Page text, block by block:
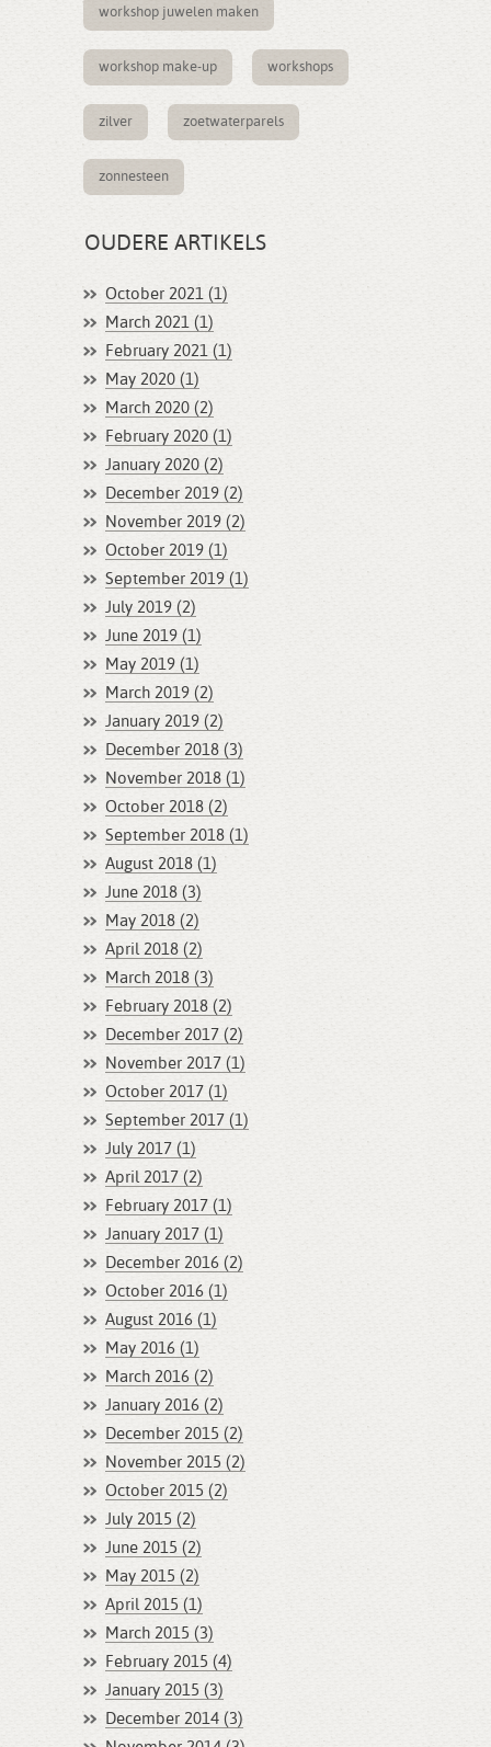
workshop juwelen maken
workshop make-up workshops
zilver zoetwaterparels
zonnesteen
OUDERE ARTIKELS
October 2021 (1)
March 2021 (1)
February 2021 (1)
May 2020 (1)
March 2020 (2)
February 2020 (1)
January 2020 (2)
December 2019 (2)
November 2019 (2)
October 2019 (1)
September 2019 (1)
July 2019 (2)
June 2019 (1)
May 2019 (1)
March 2019 (2)
January 2019 (2)
December 2018 (3)
November 2018 (1)
October 2018 (2)
September 2018 (1)
August 2018 (1)
June 2018 (3)
May 2018 (2)
April 2018 (2)
March 2018 (3)
February 2018 (2)
December 2017 (2)
November 2017 (1)
October 2017 (1)
September 2017 (1)
July 2017 (1)
April 2017 (2)
February 2017 (1)
January 2017 (1)
December 2016 (2)
October 2016 (1)
August 2016 (1)
May 2016 (1)
March 2016 (2)
January 2016 (2)
December 2015 (2)
November 2015 (2)
October 2015 (2)
July 2015 (2)
June 2015 (2)
May 2015 (2)
April 2015 (1)
March 2015 (3)
February 2015 (4)
January 2015 (3)
December 2014 (3)